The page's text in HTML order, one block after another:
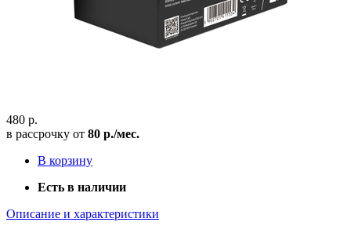
480 р.
в рассрочку от 80 р./мес.
В корзину
Есть в наличии
Описание и характеристики